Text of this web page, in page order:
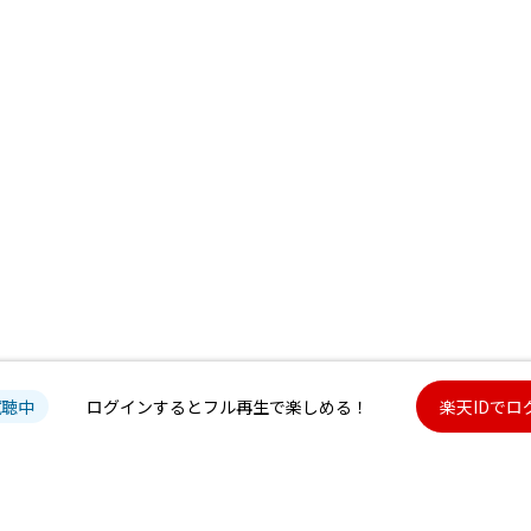
中 ログインするとフル再生で楽しめる！ 楽天IDでロ